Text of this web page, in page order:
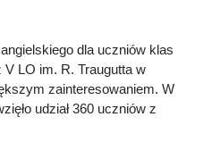
dla uczniów klas
LO im. R. Traugutta w
zainteresowaniem. W
udział 360 uczniów z